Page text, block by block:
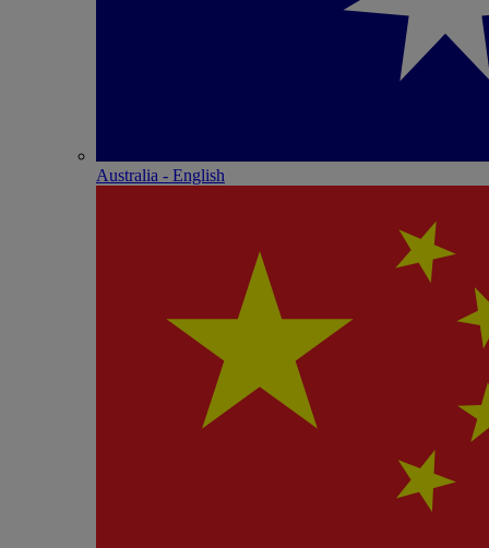
Australia - English